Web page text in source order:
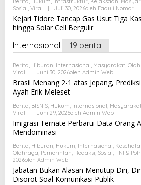
Sosial, Viral Juli 30, 2026Oleh Faduli Nomor
Kejari Tidore Tancap Gas Usut Tiga
hingga Solar Cell Bergulir
Internasional 19 berita
Berita, Hiburan, Internasional, Masyarakat,
Viral
Juni 30, 2026Oleh Admin Web
Brasil Menang 2-1 atas Jepang,
Ayah Erik Meleset
Berita, BISNIS, Hukum, Internasional, Masyarakat
Viral
Juni 29, 2026Oleh Admin Web
Imigrasi Ternate Perbarui Data Orang
Mendominasi
Berita, Hiburan, Hukum, Internasional,
Olahraga, Pemerintah, Redaksi, Sosial, TNI &
2026Oleh Admin Web
Jabatan Bukan Alasan Menutup Diri,
Disorot Soal Komunikasi Publik